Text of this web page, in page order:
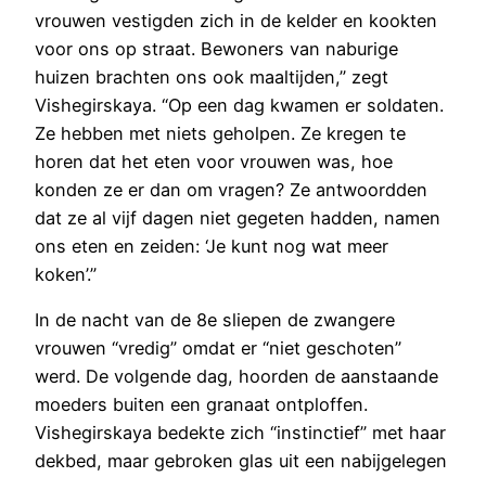
vrouwen vestigden zich in de kelder en kookten
voor ons op straat. Bewoners van naburige
huizen brachten ons ook maaltijden,” zegt
Vishegirskaya. “Op een dag kwamen er soldaten.
Ze hebben met niets geholpen. Ze kregen te
horen dat het eten voor vrouwen was, hoe
konden ze er dan om vragen? Ze antwoordden
dat ze al vijf dagen niet gegeten hadden, namen
ons eten en zeiden: ‘Je kunt nog wat meer
koken’.”
In de nacht van de 8e sliepen de zwangere
vrouwen “vredig” omdat er “niet geschoten”
werd. De volgende dag, hoorden de aanstaande
moeders buiten een granaat ontploffen.
Vishegirskaya bedekte zich “instinctief” met haar
dekbed, maar gebroken glas uit een nabijgelegen